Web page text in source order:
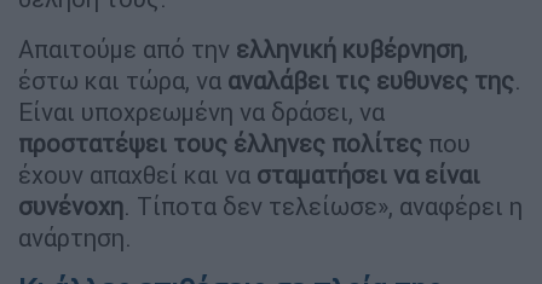
Απαιτούμε από την ελληνική κυβέρνηση,
έστω και τώρα, να αναλάβει τις ευθυνες της.
Είναι υποχρεωμένη να δράσει, να
προστατέψει τους έλληνες πολίτες που
έχουν απαχθεί και να σταματήσει να είναι
συνένοχη. Τίποτα δεν τελείωσε», αναφέρει η
ανάρτηση.